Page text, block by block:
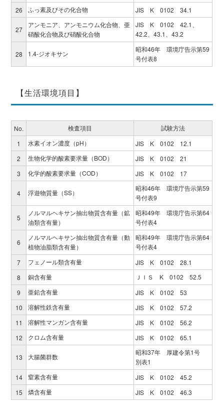
26
ふっ素及びその化合物 JIS K 0102 34.1
27
アンモニア、アンモニウム化合物、亜
硝酸化合物及び硝酸化合物
JIS K 0102 42.1、
42.2、43.1、43.2
28 1.4-ジオキサン
昭和46年 環境庁告示第59
号付表8
【生活環境項目】
No. 検査項目
試験方法
1
水素イオン濃度（pH）
JIS K 0102 12.1
2
生物化学的酸素要求量（BOD）
JIS K 0102 21
3
化学的酸素要求量（COD） JIS K 0102 17
4 浮遊物質量（SS）
昭和46年 環境庁告示第59
号付表9
5
ノルマルヘキサン抽出物質含有量（鉱
油類含有量）
昭和49年 環境庁告示第64
号付表4
6
ノルマルヘキサン抽出物質含有量（動
植物油脂類含有量）
昭和49年 環境庁告示第64
号付表4
7
フェノール類含有量
JIS K 0102 28.1
8
銅含有量
ＪＩＳ K 0102 52.5
9
亜鉛含有量
JIS K 0102 53
10
溶解性鉄含有量
JIS K 0102 57.2
11
溶解性マンガン含有量
JIS K 0102 56.2
12
クロム含有量 JIS K 0102 65.1
13 大腸菌群数
昭和37年 厚建令第1号
別表1
14
窒素含有量
JIS K 0102 45.2
15
燐含有量 JIS K 0102 46.3